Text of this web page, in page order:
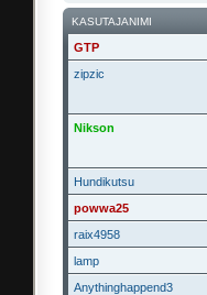
KASUTAJANIMI
GTP
zipzic
Nikson
Hundikutsu
powwa25
raix4958
lamp
Anythinghappend3